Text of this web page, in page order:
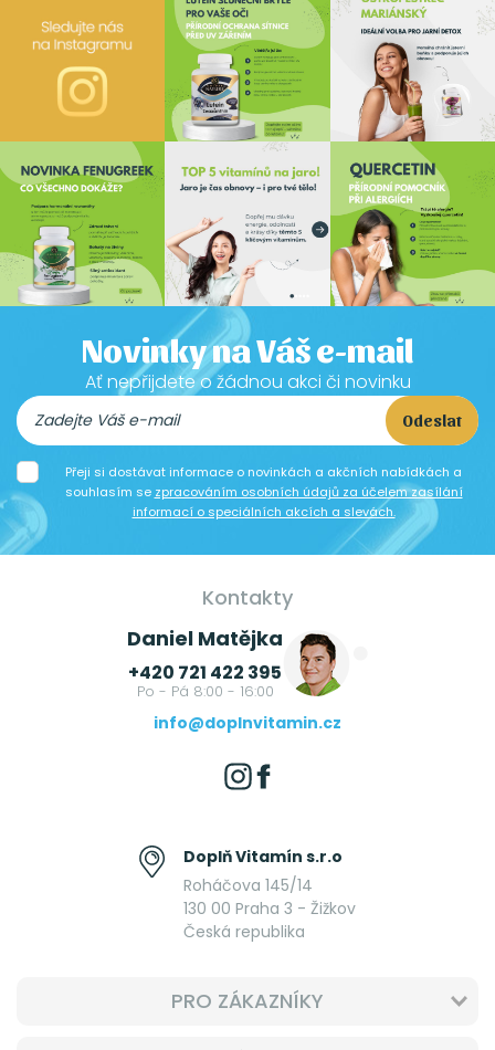
Novinky na Váš e-mail
Ať nepřijdete o žádnou akci či novinku
Odeslat
Přeji si dostávat informace o novinkách a akčních nabídkách a
souhlasím se zpracováním osobních údajů za účelem zasílání
informací o speciálních akcích a slevách.
Kontakty
Daniel Matějka
+420 721 422 395
Po - Pá 8:00 - 16:00
info@doplnvitamin.cz
Doplň Vitamín s.r.o
Roháčova 145/14
130 00 Praha 3 - Žižkov
Česká republika
PRO ZÁKAZNÍKY